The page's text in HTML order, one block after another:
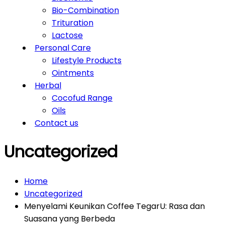
Bio-Combination
Trituration
Lactose
Personal Care
Lifestyle Products
Ointments
Herbal
Cocofud Range
Oils
Contact us
Uncategorized
Home
Uncategorized
Menyelami Keunikan Coffee TegarU: Rasa dan
Suasana yang Berbeda